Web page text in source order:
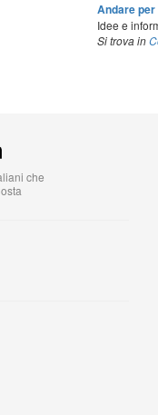
Andare
Idee e
Si trova in
che